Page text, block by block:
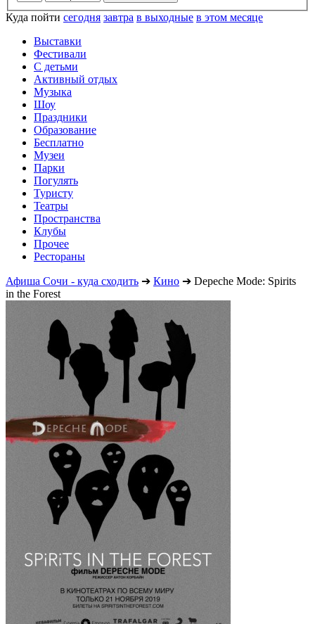
Куда пойти сегодня завтра в выходные в этом месяце
Выставки
Фестивали
С детьми
Активный отдых
Музыка
Шоу
Праздники
Образование
Бесплатно
Музеи
Парки
Погулять
Туристу
Театры
Пространства
Клубы
Прочее
Рестораны
Афиша Сочи - куда сходить ➔ Кино ➔ Depeche Mode: Spirits
in the Forest